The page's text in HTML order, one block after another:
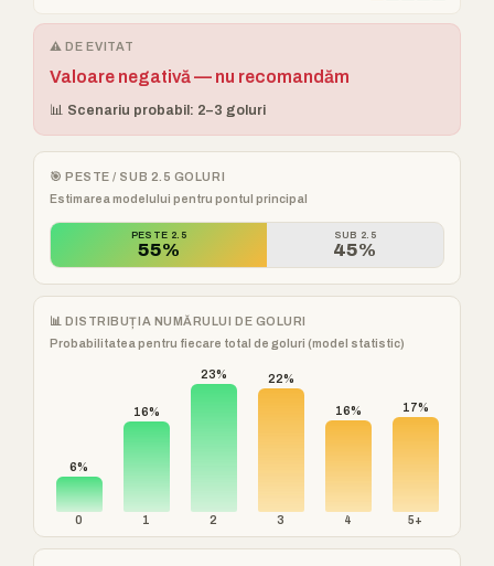
⚠️ DE EVITAT
Valoare negativă — nu recomandăm
📊 Scenariu probabil: 2–3 goluri
🎯 PESTE / SUB 2.5 GOLURI
Estimarea modelului pentru pontul principal
PESTE 2.5
55%
SUB 2.5
45%
📊 DISTRIBUȚIA NUMĂRULUI DE GOLURI
Probabilitatea pentru fiecare total de goluri (model statistic)
6%
0
16%
1
23%
2
22%
3
16%
4
17%
5+